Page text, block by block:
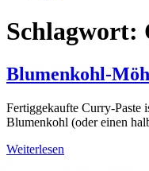
Schlagwort:
Blumenkohl-
Fertiggekaufte Curry-Paste
Blumenkohl (oder einen
Weiterlesen